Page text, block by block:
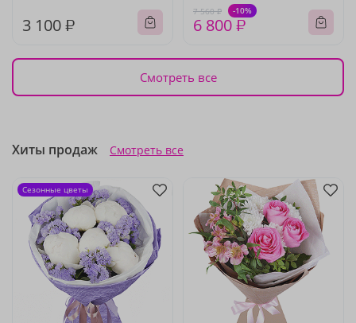
3 100 ₽
7 560 ₽ -10%
6 800 ₽
Смотреть все
Хиты продаж Смотреть все
Сезонные цветы